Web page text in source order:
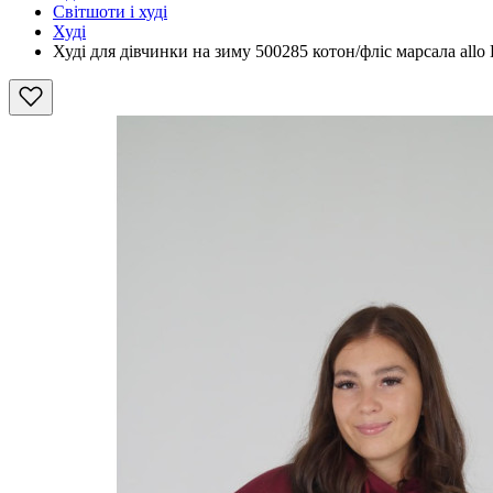
Світшоти і худі
Худі
Худі для дівчинки на зиму 500285 котон/фліс марсала allo